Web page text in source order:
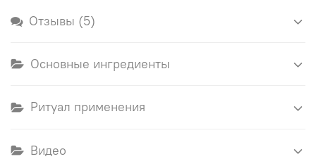
Отзывы (5)
Основные ингредиенты
Ритуал применения
Видео